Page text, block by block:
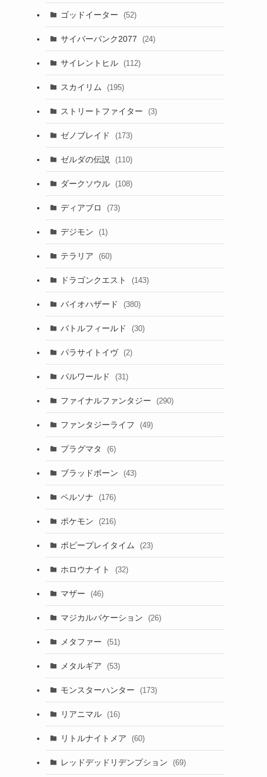
ゴッドイーター (52)
サイバーパンク2077 (24)
サイレントヒル (112)
スカイリム (195)
ストリートファイター (3)
ゼノブレイド (173)
ゼルダの伝説 (110)
ダークソウル (108)
ディアブロ (73)
デジモン (1)
テラリア (60)
ドラゴンクエスト (143)
バイオハザード (380)
バトルフィールド (30)
パラサイトイヴ (2)
パルワールド (31)
ファイナルファンタジー (290)
ファンタジーライフ (49)
プラグマタ (6)
ブラッドボーン (43)
ペルソナ (176)
ポケモン (216)
ポピープレイタイム (23)
ホロウナイト (32)
マザー (46)
マジカルバケーション (26)
メタファー (51)
メタルギア (53)
モンスターハンター (173)
リアニマル (16)
リトルナイトメア (60)
レッドデッドリデンプション (69)